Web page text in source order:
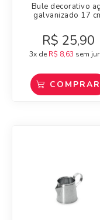
Bule decorativo
galvanizado 17
R$ 25,90
3x de R$ 8,63 sem
COMPRAR